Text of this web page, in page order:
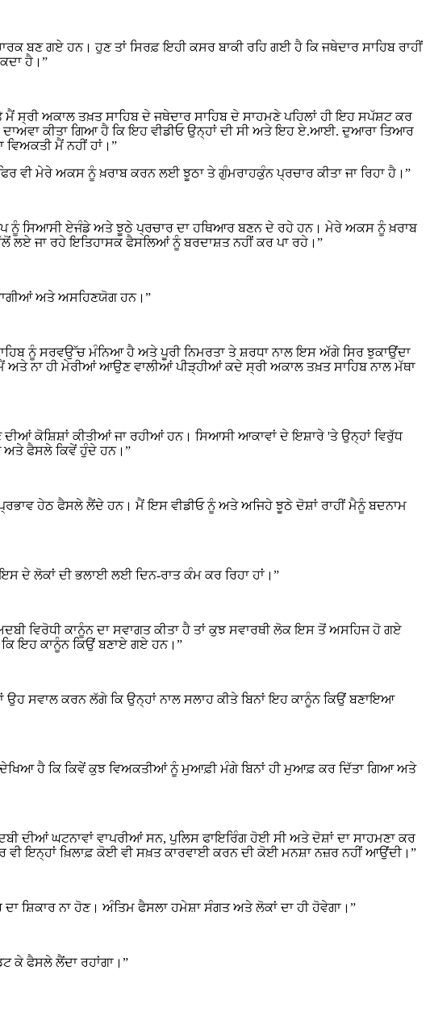
ਗਏ ਹਨ। ਹੁਣ ਤਾਂ ਸਿਰਫ਼ ਇਹੀ ਕਸਰ ਬਾਕੀ ਰਹਿ ਗਈ ਹੈ ਕਿ ਜਥੇਦਾਰ ਸਾਹਿਬ ਰਾਹੀਂ
ਹੈ।”
ਸ੍ਰੀ ਅਕਾਲ ਤਖ਼ਤ ਸਾਹਿਬ ਦੇ ਜਥੇਦਾਰ ਸਾਹਿਬ ਦੇ ਸਾਹਮਣੇ ਪਹਿਲਾਂ ਹੀ ਇਹ ਸਪੱਸ਼ਟ ਕਰ
ਦਾਅਵਾ ਕੀਤਾ ਗਿਆ ਹੈ ਕਿ ਇਹ ਵੀਡੀਓ ਉਨ੍ਹਾਂ ਦੀ ਸੀ ਅਤੇ ਇਹ ਏ.ਆਈ. ਦੁਆਰਾ ਤਿਆਰ
ਮੈਂ ਨਹੀਂ ਹਾਂ।”
ਵੀ ਮੇਰੇ ਅਕਸ ਨੂੰ ਖ਼ਰਾਬ ਕਰਨ ਲਈ ਝੂਠਾ ਤੇ ਗੁੰਮਰਾਹਕੁੰਨ ਪ੍ਰਚਾਰ ਕੀਤਾ ਜਾ ਰਿਹਾ ਹੈ।”
ਨੂੰ ਸਿਆਸੀ ਏਜੰਡੇ ਅਤੇ ਝੂਠੇ ਪ੍ਰਚਾਰ ਦਾ ਹਥਿਆਰ ਬਣਨ ਦੇ ਰਹੇ ਹਨ। ਮੇਰੇ ਅਕਸ ਨੂੰ ਖ਼ਰਾਬ
ਲਏ ਜਾ ਰਹੇ ਇਤਿਹਾਸਕ ਫੈਸਲਿਆਂ ਨੂੰ ਬਰਦਾਸ਼ਤ ਨਹੀਂ ਕਰ ਪਾ ਰਹੇ।”
ਅਤੇ ਅਸਹਿਣਯੋਗ ਹਨ।”
ਨੂੰ ਸਰਵਉੱਚ ਮੰਨਿਆ ਹੈ ਅਤੇ ਪੂਰੀ ਨਿਮਰਤਾ ਤੇ ਸ਼ਰਧਾ ਨਾਲ ਇਸ ਅੱਗੇ ਸਿਰ ਝੁਕਾਉਂਦਾ
ਅਤੇ ਨਾ ਹੀ ਮੇਰੀਆਂ ਆਉਣ ਵਾਲੀਆਂ ਪੀੜ੍ਹੀਆਂ ਕਦੇ ਸ੍ਰੀ ਅਕਾਲ ਤਖ਼ਤ ਸਾਹਿਬ ਨਾਲ ਮੱਥਾ
ਕੋਸ਼ਿਸ਼ਾਂ ਕੀਤੀਆਂ ਜਾ ਰਹੀਆਂ ਹਨ। ਸਿਆਸੀ ਆਕਾਵਾਂ ਦੇ ਇਸ਼ਾਰੇ 'ਤੇ ਉਨ੍ਹਾਂ ਵਿਰੁੱਧ
ਅਤੇ ਫੈਸਲੇ ਕਿਵੇਂ ਹੁੰਦੇ ਹਨ।”
ਹੇਠ ਫੈਸਲੇ ਲੈਂਦੇ ਹਨ। ਮੈਂ ਇਸ ਵੀਡੀਓ ਨੂੰ ਅਤੇ ਅਜਿਹੇ ਝੂਠੇ ਦੋਸ਼ਾਂ ਰਾਹੀਂ ਮੈਨੂੰ ਬਦਨਾਮ
ਦੇ ਲੋਕਾਂ ਦੀ ਭਲਾਈ ਲਈ ਦਿਨ-ਰਾਤ ਕੰਮ ਕਰ ਰਿਹਾ ਹਾਂ।”
ਵਿਰੋਧੀ ਕਾਨੂੰਨ ਦਾ ਸਵਾਗਤ ਕੀਤਾ ਹੈ ਤਾਂ ਕੁਝ ਸਵਾਰਥੀ ਲੋਕ ਇਸ ਤੋਂ ਅਸਹਿਜ ਹੋ ਗਏ
ਇਹ ਕਾਨੂੰਨ ਕਿਉਂ ਬਣਾਏ ਗਏ ਹਨ।”
ਉਹ ਸਵਾਲ ਕਰਨ ਲੱਗੇ ਕਿ ਉਨ੍ਹਾਂ ਨਾਲ ਸਲਾਹ ਕੀਤੇ ਬਿਨਾਂ ਇਹ ਕਾਨੂੰਨ ਕਿਉਂ ਬਣਾਇਆ
ਹੈ ਕਿ ਕਿਵੇਂ ਕੁਝ ਵਿਅਕਤੀਆਂ ਨੂੰ ਮੁਆਫ਼ੀ ਮੰਗੇ ਬਿਨਾਂ ਹੀ ਮੁਆਫ਼ ਕਰ ਦਿੱਤਾ ਗਿਆ ਅਤੇ
ਦੀਆਂ ਘਟਨਾਵਾਂ ਵਾਪਰੀਆਂ ਸਨ, ਪੁਲਿਸ ਫਾਇਰਿੰਗ ਹੋਈ ਸੀ ਅਤੇ ਦੋਸ਼ਾਂ ਦਾ ਸਾਹਮਣਾ ਕਰ
ਇਨ੍ਹਾਂ ਖ਼ਿਲਾਫ਼ ਕੋਈ ਵੀ ਸਖ਼ਤ ਕਾਰਵਾਈ ਕਰਨ ਦੀ ਕੋਈ ਮਨਸ਼ਾ ਨਜ਼ਰ ਨਹੀਂ ਆਉਂਦੀ।”
ਸ਼ਿਕਾਰ ਨਾ ਹੋਣ। ਅੰਤਿਮ ਫੈਸਲਾ ਹਮੇਸ਼ਾ ਸੰਗਤ ਅਤੇ ਲੋਕਾਂ ਦਾ ਹੀ ਹੋਵੇਗਾ।”
ਕੇ ਫੈਸਲੇ ਲੈਂਦਾ ਰਹਾਂਗਾ।”